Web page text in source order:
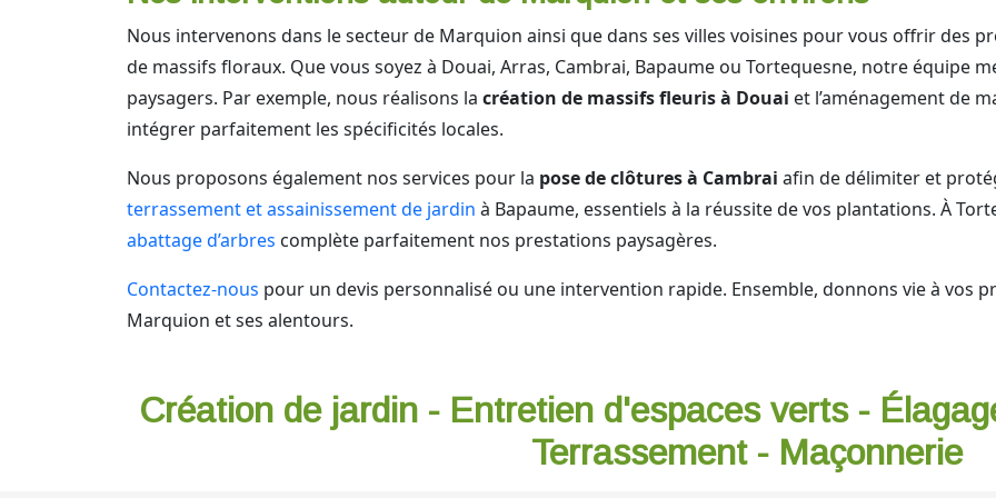
Nous intervenons dans le secteur de Marquion ainsi que dans ses villes voisines pour vous offrir des
de massifs floraux. Que vous soyez à Douai, Arras, Cambrai, Bapaume ou Tortequesne, notre équipe
paysagers. Par exemple, nous réalisons la création de massifs fleuris à Douai et l’aménagement de
intégrer parfaitement les spécificités locales.
Nous proposons également nos services pour la pose de clôtures à Cambrai afin de délimiter et
terrassement et assainissement de jardin à Bapaume, essentiels à la réussite de vos plantations. À
abattage d’arbres complète parfaitement nos prestations paysagères.
Contactez-nous pour un devis personnalisé ou une intervention rapide. Ensemble, donnons vie à vos
Marquion et ses alentours.
Création de jardin - Entretien d'espaces verts -
Terrassement - Maçonnerie